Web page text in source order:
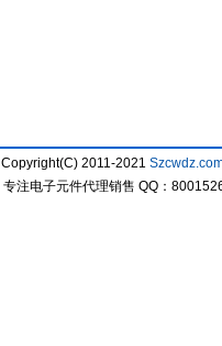
Copyright(C) 2011-2021
专注电子元件代理销售 QQ：